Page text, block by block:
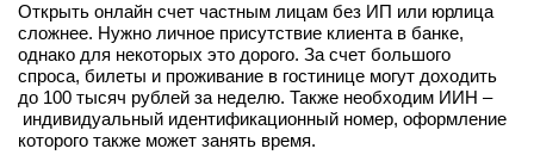
Открыть онлайн счет частным лицам без ИП или юрлица
сложнее. Нужно личное присутствие клиента в банке,
однако для некоторых это дорого. За счет большого
спроса, билеты и проживание в гостинице могут доходить
до 100 тысяч рублей за неделю. Также необходим ИИН –
индивидуальный идентификационный номер, оформление
которого также может занять время.